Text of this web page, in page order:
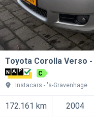
Toyota Corolla Verso
C
Instacars
's-Gravenhage
172.161 km 2004